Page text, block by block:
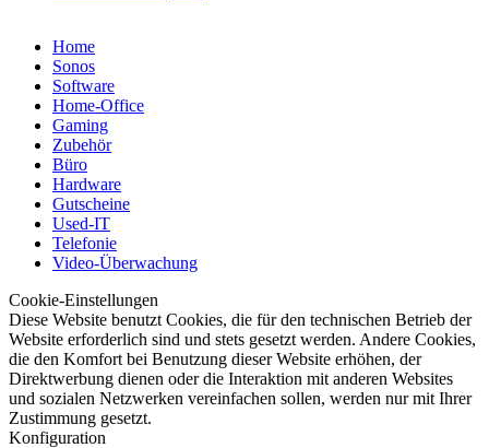
Home
Sonos
Software
Home-Office
Gaming
Zubehör
Büro
Hardware
Gutscheine
Used-IT
Telefonie
Video-Überwachung
Cookie-Einstellungen
Diese Website benutzt Cookies, die für den technischen Betrieb der
Website erforderlich sind und stets gesetzt werden. Andere Cookies,
die den Komfort bei Benutzung dieser Website erhöhen, der
Direktwerbung dienen oder die Interaktion mit anderen Websites
und sozialen Netzwerken vereinfachen sollen, werden nur mit Ihrer
Zustimmung gesetzt.
Konfiguration